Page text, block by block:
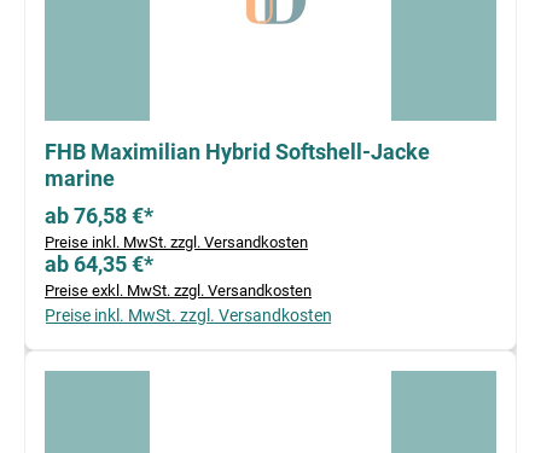
FHB Maximilian Hybrid Softshell-Jacke
marine
ab 76,58 €*
Preise inkl. MwSt. zzgl. Versandkosten
ab 64,35 €*
Preise exkl. MwSt. zzgl. Versandkosten
Preise inkl. MwSt. zzgl. Versandkosten